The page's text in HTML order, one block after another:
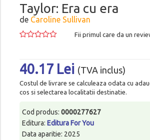
Taylor: Era cu era
de Caroline Sullivan
Fii primul care da un
40.17 Lei (TVA inclus)
Costul de livrare se calculeaza odata cu
cos si selectarea localitatii destinatie.
Cod produs: 0000277627
Editura: Editura For You
Data aparitie: 2025